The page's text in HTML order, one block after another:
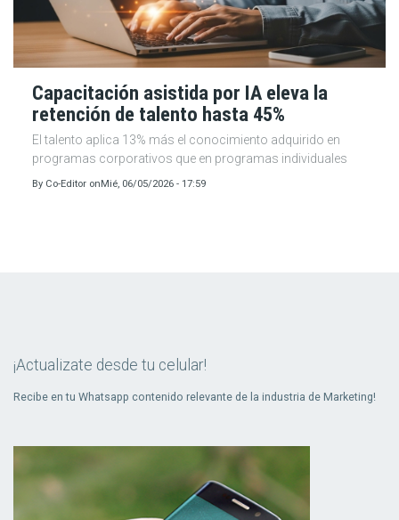
Capacitación asistida por IA eleva la
retención de talento hasta 45%
El talento aplica 13% más el conocimiento adquirido en
programas corporativos que en programas individuales
By Co-Editor on Mié, 06/05/2026 - 17:59
¡Actualizate desde tu celular!
Recibe en tu Whatsapp contenido relevante de la industria de Marketing!